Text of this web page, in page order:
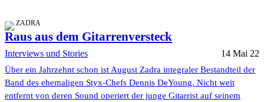
ZADRA
Raus aus dem Gitarrenversteck
Interviews und Stories 14 Mai 22
Über ein Jahrzehnt schon ist August Zadra integraler Bestandteil der
Band des ehemaligen Styx-Chefs Dennis DeYoung. Nicht weit
entfernt von deren Sound operiert der junge Gitarrist auf seinem